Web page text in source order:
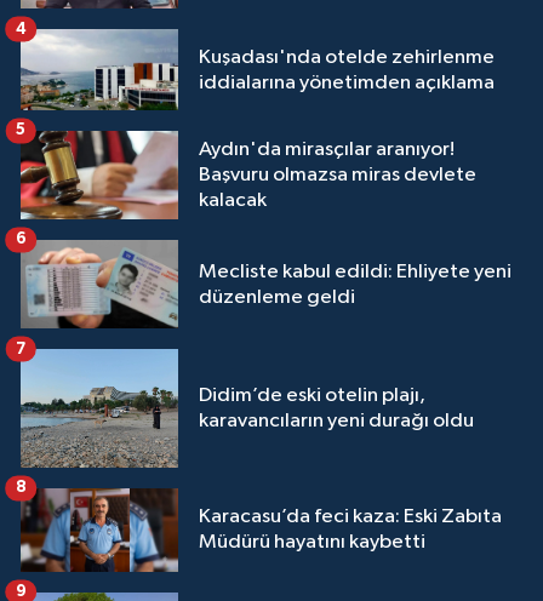
Kuşadası'nda otelde zehirlenme
iddialarına yönetimden açıklama
4
Aydın'da mirasçılar aranıyor!
Başvuru olmazsa miras devlete
kalacak
5
Mecliste kabul edildi: Ehliyete yeni
düzenleme geldi
6
Didim’de eski otelin plajı,
karavancıların yeni durağı oldu
7
Karacasu’da feci kaza: Eski Zabıta
Müdürü hayatını kaybetti
8
9